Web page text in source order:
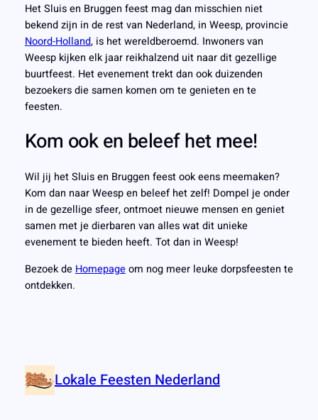
Het Sluis en Bruggen feest mag dan misschien niet
bekend zijn in de rest van Nederland, in Weesp, provincie
Noord-Holland, is het wereldberoemd. Inwoners van
Weesp kijken elk jaar reikhalzend uit naar dit gezellige
buurtfeest. Het evenement trekt dan ook duizenden
bezoekers die samen komen om te genieten en te
feesten.
Kom ook en beleef het mee!
Wil jij het Sluis en Bruggen feest ook eens meemaken?
Kom dan naar Weesp en beleef het zelf! Dompel je onder
in de gezellige sfeer, ontmoet nieuwe mensen en geniet
samen met je dierbaren van alles wat dit unieke
evenement te bieden heeft. Tot dan in Weesp!
Bezoek de Homepageom nog meer leuke dorpsfeesten te
ontdekken.
Lokale Feesten Nederland